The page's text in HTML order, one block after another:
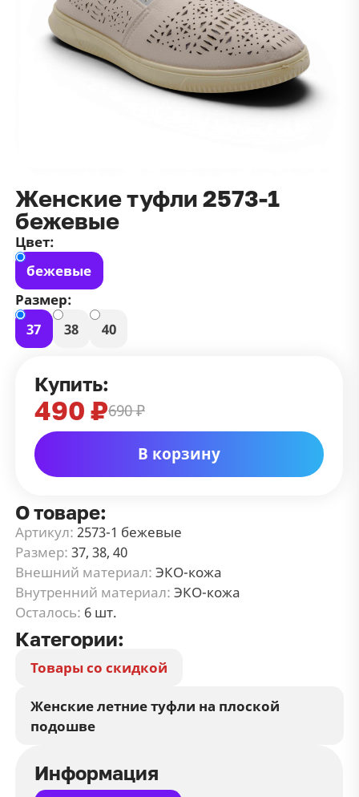
Женские туфли 2573-1
бежевые
Цвет:
бежевые
Размер:
37
38 40
Купить:
490 ₽690 ₽
В корзину
О товаре:
Артикул: 2573-1 бежевые
Размер: 37, 38, 40
Внешний материал: ЭКО-кожа
Внутренний материал: ЭКО-кожа
Осталось: 6 шт.
Категории:
Товары со скидкой
Женские летние туфли на плоской
подошве
Информация
данныхипубличной оффертой
Зарегистрироваться
100 ₽100 ₽